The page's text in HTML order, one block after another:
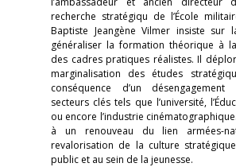
recherche stratégiqu de l’École
Baptiste Jeangène Vilmer insiste sur
généraliser la formation théorique à
des cadres pratiques réalistes. Il
marginalisation des études
conséquence d’un
secteurs clés tels que l’université,
ou encore l’industrie
à un renouveau du lien armées-
revalorisation de la culture stratégique
public et au sein de la jeunesse.